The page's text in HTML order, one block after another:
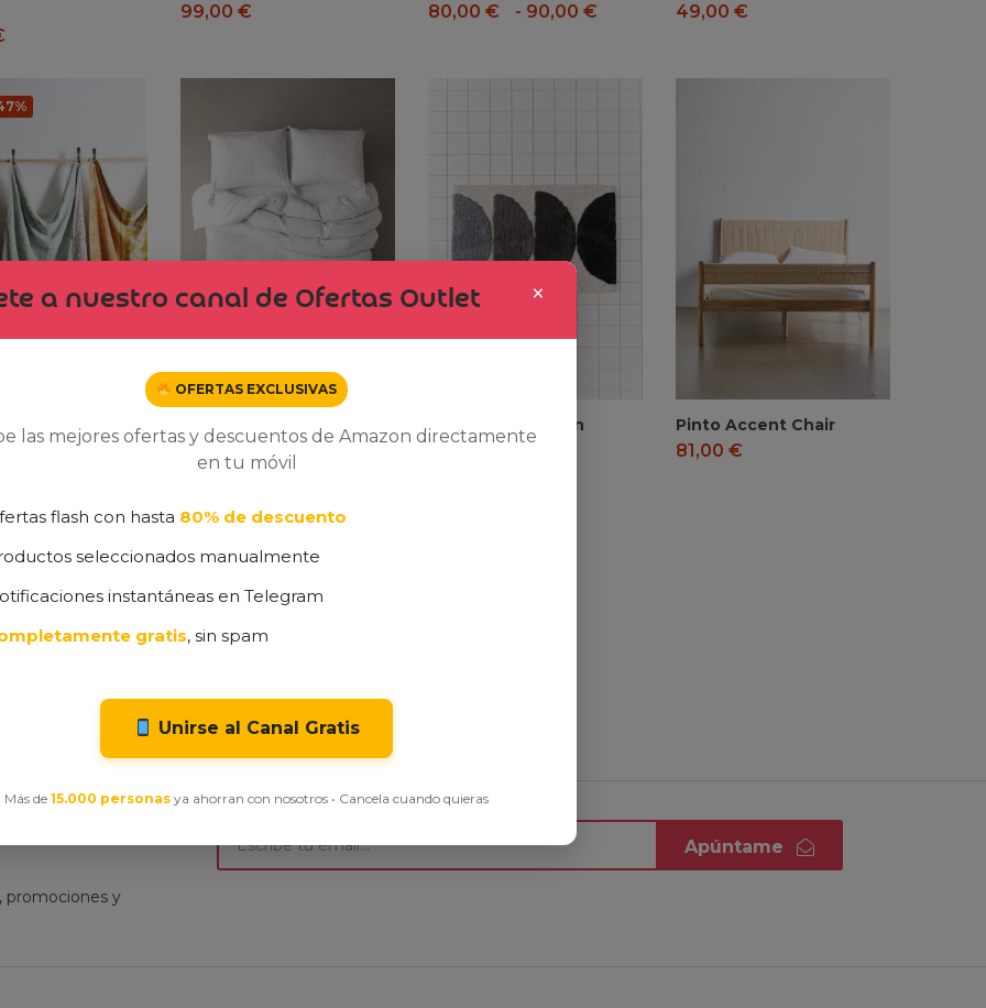
99,00 € 80,00 € - 90,00 € 49,00 €
Advantage
25,00
Elegant Style Satin with
Digital Printing
200,00 €
Accessories Set in
Memphis Style
Pinto Accent Chair
81,00 €
productos vistos recientemente
ninguno de nuestros productos en oferta
nuestra
promociones y
Apúntame
×
a nuestro canal de Ofertas Outlet
OFERTAS EXCLUSIVAS
las mejores ofertas y descuentos de Amazon directamente
en tu móvil
flash con hasta 80% de descuento
seleccionados manualmente
instantáneas en Telegram
gratis, sin spam
Unirse al Canal Gratis
Más de 15.000 personas ya ahorran con nosotros • Cancela cuando quieras